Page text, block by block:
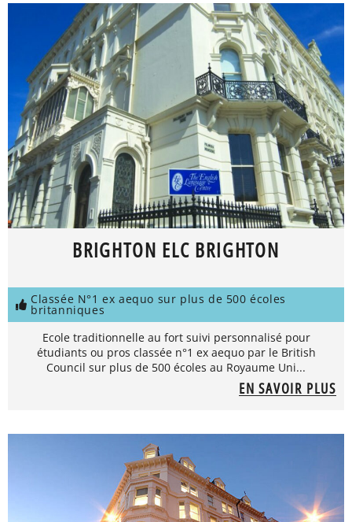
BRIGHTON ELC BRIGHTON
Classée N°1 ex aequo sur plus de 500 écoles
britanniques
Ecole traditionnelle au fort suivi personnalisé pour
étudiants ou pros classée n°1 ex aequo par le British
Council sur plus de 500 écoles au Royaume Uni...
EN SAVOIR PLUS